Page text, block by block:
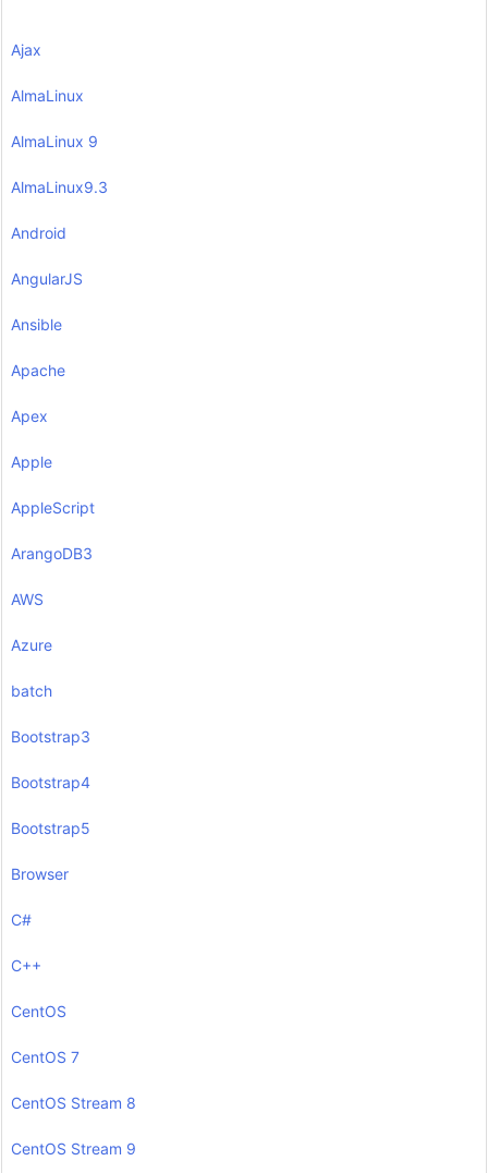
Ajax
AlmaLinux
AlmaLinux 9
AlmaLinux9.3
Android
AngularJS
Ansible
Apache
Apex
Apple
AppleScript
ArangoDB3
AWS
Azure
batch
Bootstrap3
Bootstrap4
Bootstrap5
Browser
C#
C++
CentOS
CentOS 7
CentOS Stream 8
CentOS Stream 9